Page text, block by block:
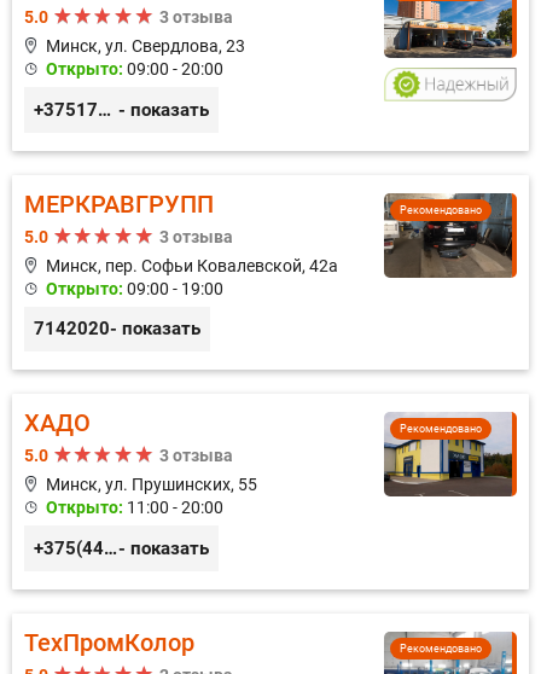
5.0
3 отзыва
Минск, ул. Свердлова, 23
Открыто: 09:00 - 20:00
+375173212443 - показать
Рекомендовано
МЕРКРАВГРУПП
5.0
3 отзыва
Минск, пер. Софьи Ковалевской, 42а
Открыто: 09:00 - 19:00
7142020- показать
Рекомендовано
ХАДО
5.0
3 отзыва
Минск, ул. Прушинских, 55
Открыто: 11:00 - 20:00
+375(44) 559-27-77- показать
Рекомендовано
ТехПромКолор